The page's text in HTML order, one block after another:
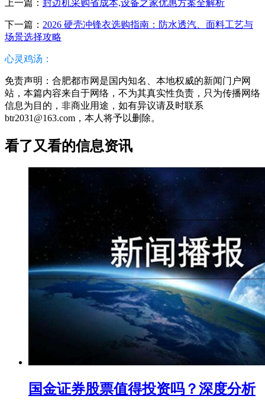
上一篇： 封边机采购省成本,设备之家优惠方案全解析
下一篇： 2026 硬壳冲锋衣选购指南：防水透汽、面料工艺与
场景选择攻略
心灵鸡汤：
免责声明：合肥都市网是国内知名、本地权威的新闻门户网
站，本篇内容来自于网络，不为其真实性负责，只为传播网络
信息为目的，非商业用途，如有异议请及时联系
btr2031@163.com，本人将予以删除。
看了又看的信息资讯
国金证券股票值得投资吗？深度分析